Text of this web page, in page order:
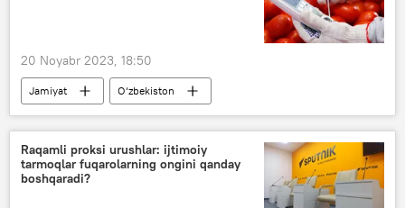
20 Noyabr 2023, 18:50
Jamiyat O‘zbekiston
Raqamli proksi urushlar: ijtimoiy
tarmoqlar fuqarolarning ongini qanday
boshqaradi?